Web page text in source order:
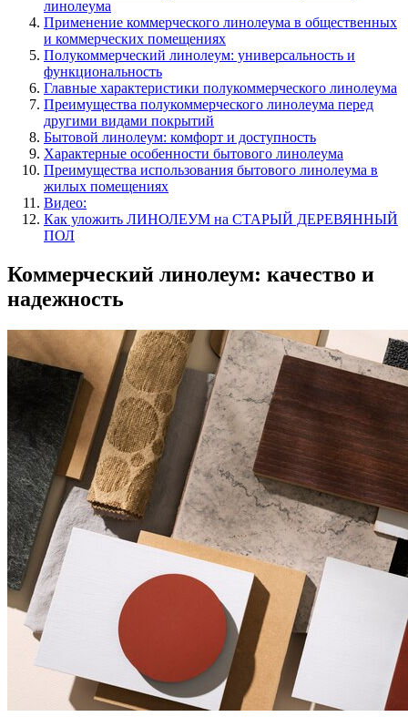
линолеума
Применение коммерческого линолеума в общественных
и коммерческих помещениях
Полукоммерческий линолеум: универсальность и
функциональность
Главные характеристики полукоммерческого линолеума
Преимущества полукоммерческого линолеума перед
другими видами покрытий
Бытовой линолеум: комфорт и доступность
Характерные особенности бытового линолеума
Преимущества использования бытового линолеума в
жилых помещениях
Видео:
Как уложить ЛИНОЛЕУМ на СТАРЫЙ ДЕРЕВЯННЫЙ
ПОЛ
Коммерческий линолеум: качество и
надежность